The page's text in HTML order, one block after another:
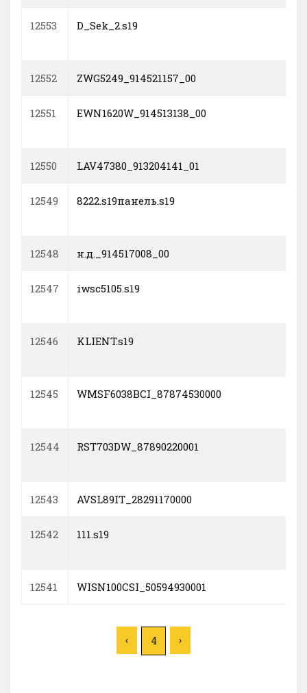
12553 D_Sek_2.s19
12552 ZWG5249_914521157_00
12551 EWN1620W_914513138_00
12550 LAV47380_913204141_01
12549 8222.s19панель.s19
12548 н.д._914517008_00
12547 iwsc5105.s19
12546 KLIENT.s19
12545 WMSF6038BCI_87874530000
12544 RST703DW_87890220001
12543 AVSL89IT_28291170000
12542 111.s19
12541 WISN100CSI_50594930001
‹ 4 ›